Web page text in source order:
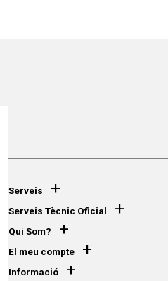
Serveis +
Serveis Tècnic Oficial +
Qui Som? +
El meu compte +
Informació +